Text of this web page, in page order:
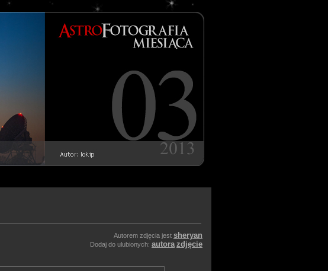
Autorem zdjęcia jest sheryan
Dodaj do ulubionych: autora zdjęcie